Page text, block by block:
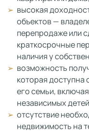
высокая
объектов —
перепродаже или
краткосрочные
наличия у
возможность
которая доступна
его семьи,
независимых
отсутствие
недвижимость на